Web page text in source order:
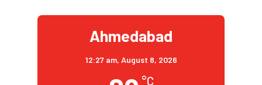
Ahmedabad
12:27 am, August 8, 2026
°C